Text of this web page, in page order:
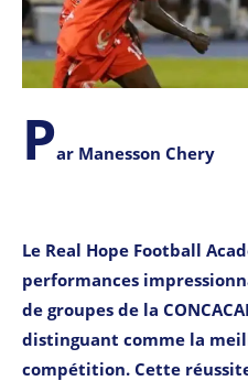
Par Manesson Chery
Le Real Hope Football
performances
de groupes de la
distinguant comme la
compétition. Cette